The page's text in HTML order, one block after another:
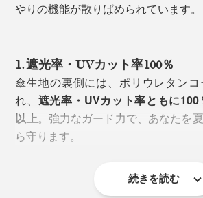
「とはいえ、持ち運びがね」と躊躇
ますが、『+TIC HYBRID』なら、
量。
ッグにスッと入れて持ち運びラクラ
まま手に持っても、傘先が地面につき
やりの機能が散りばめられています。
1. 遮光率・UVカット率100％
傘生地の裏側には、ポリウレタン
れ、 遮光率・UVカット率ともに
以上。強力なガード力で、あなたを
ら守ります。
続きを読む